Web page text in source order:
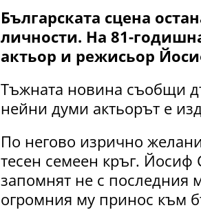
Българската сцена
личности. На 81-
актьор и режисьор
Тъжната новина съобщи
нейни думи актьорът е
По негово изрично
тесен семеен кръг. Йосиф
запомнят не с последния
огромния му принос към